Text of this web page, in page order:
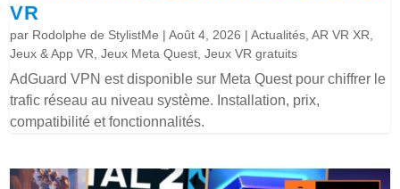
VR
par Rodolphe de StylistMe |Août 4, 2026 |Actualités ,AR VR XR
Jeux & App VR ,Jeux Meta Quest ,Jeux VR gratuits
AdGuard VPN est disponible sur Meta Quest pour chiffrer le
trafic réseau au niveau système. Installation, prix,
compatibilité et fonctionnalités.